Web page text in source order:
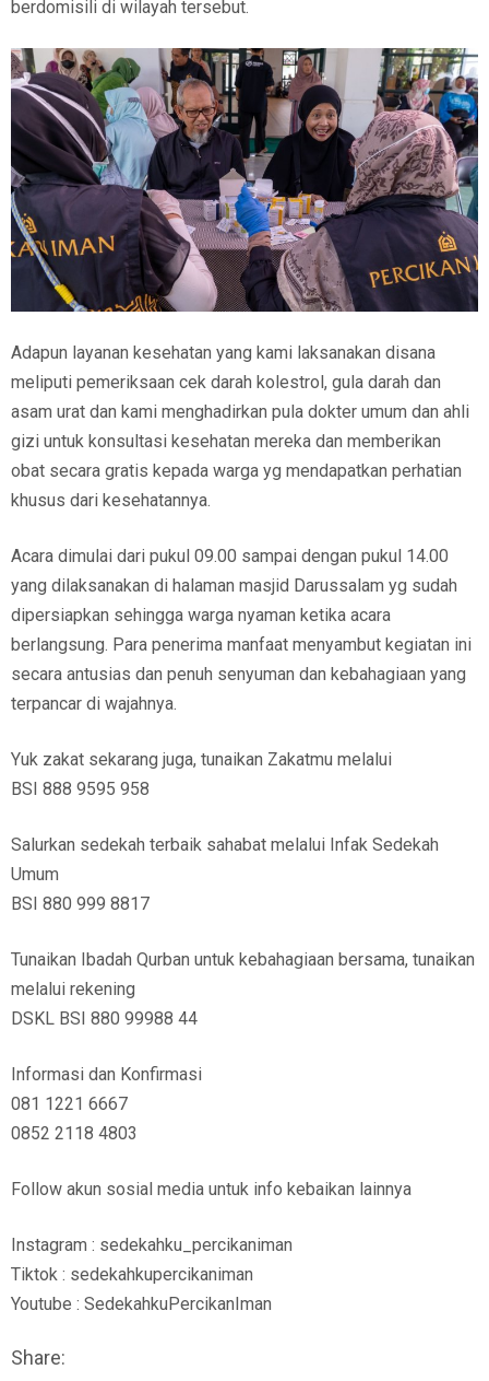
berdomisili di wilayah tersebut.
Adapun layanan kesehatan yang kami laksanakan disana
meliputi pemeriksaan cek darah kolestrol, gula darah dan
asam urat dan kami menghadirkan pula dokter umum dan ahli
gizi untuk konsultasi kesehatan mereka dan memberikan
obat secara gratis kepada warga yg mendapatkan perhatian
khusus dari kesehatannya.
Acara dimulai dari pukul 09.00 sampai dengan pukul 14.00
yang dilaksanakan di halaman masjid Darussalam yg sudah
dipersiapkan sehingga warga nyaman ketika acara
berlangsung. Para penerima manfaat menyambut kegiatan ini
secara antusias dan penuh senyuman dan kebahagiaan yang
terpancar di wajahnya.
Yuk zakat sekarang juga, tunaikan Zakatmu melalui
BSI 888 9595 958
Salurkan sedekah terbaik sahabat melalui Infak Sedekah
Umum
BSI 880 999 8817
Tunaikan Ibadah Qurban untuk kebahagiaan bersama, tunaikan
melalui rekening
DSKL BSI 880 99988 44
Informasi dan Konfirmasi
081 1221 6667
0852 2118 4803
Follow akun sosial media untuk info kebaikan lainnya
Instagram : sedekahku_percikaniman
Tiktok : sedekahkupercikaniman
Youtube : SedekahkuPercikanIman
Share: